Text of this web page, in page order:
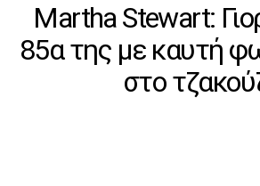
Martha Stewart:
85α της με καυτή
στο